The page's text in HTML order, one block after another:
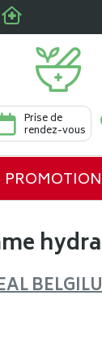
Prise de
rendez-vous